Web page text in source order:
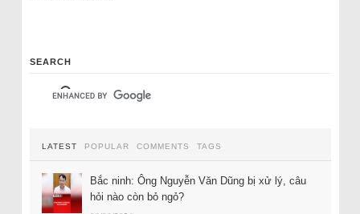
SEARCH
LATEST POPULAR COMMENTS TAGS
Bắc ninh: Ông Nguyễn Văn Dũng bị xử lý, câu
hỏi nào còn bỏ ngỏ?